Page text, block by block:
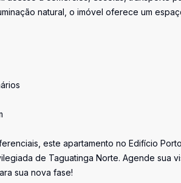
natural, o imóvel oferece um
este apartamento no Edifício
de Taguatinga Norte. Agende sua
sua nova fase!